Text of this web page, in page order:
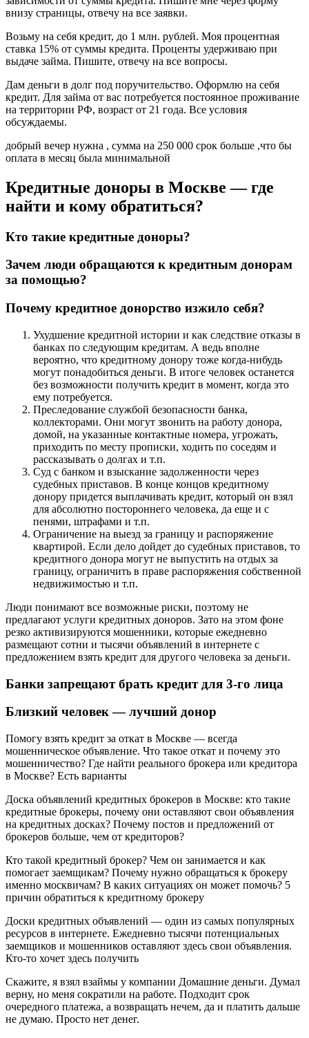
внизу страницы, отвечу на все заявки.
Возьму на себя кредит, до 1 млн. рублей. Моя процентная
ставка 15% от суммы кредита. Проценты удерживаю при
выдаче займа. Пишите, отвечу на все вопросы.
Дам деньги в долг под поручительство. Оформлю на себя
кредит. Для займа от вас потребуется постоянное проживание
на территории РФ, возраст от 21 года. Все условия
обсуждаемы.
добрый вечер нужна , сумма на 250 000 срок больше ,что бы
оплата в месяц была минимальной
Кредитные доноры в Москве — где
найти и кому обратиться?
Кто такие кредитные доноры?
Зачем люди обращаются к кредитным донорам
за помощью?
Почему кредитное донорство изжило себя?
Ухудшение кредитной истории и как следствие отказы в
банках по следующим кредитам. А ведь вполне
вероятно, что кредитному донору тоже когда-нибудь
могут понадобиться деньги. В итоге человек останется
без возможности получить кредит в момент, когда это
ему потребуется.
Преследование службой безопасности банка,
коллекторами. Они могут звонить на работу донора,
домой, на указанные контактные номера, угрожать,
приходить по месту прописки, ходить по соседям и
рассказывать о долгах и т.п.
Суд с банком и взыскание задолженности через
судебных приставов. В конце концов кредитному
донору придется выплачивать кредит, который он взял
для абсолютно постороннего человека, да еще и с
пенями, штрафами и т.п.
Ограничение на выезд за границу и распоряжение
квартирой. Если дело дойдет до судебных приставов, то
кредитного донора могут не выпустить на отдых за
границу, ограничить в праве распоряжения собственной
недвижимостью и т.п.
Люди понимают все возможные риски, поэтому не
предлагают услуги кредитных доноров. Зато на этом фоне
резко активизируются мошенники, которые ежедневно
размещают сотни и тысячи объявлений в интернете с
предложением взять кредит для другого человека за деньги.
Банки запрещают брать кредит для 3-го лица
Близкий человек — лучший донор
Помогу взять кредит за откат в Москве — всегда
мошенническое объявление. Что такое откат и почему это
мошенничество? Где найти реального брокера или кредитора
в Москве? Есть варианты
Доска объявлений кредитных брокеров в Москве: кто такие
кредитные брокеры, почему они оставляют свои объявления
на кредитных досках? Почему постов и предложений от
брокеров больше, чем от кредиторов?
Кто такой кредитный брокер? Чем он занимается и как
помогает заемщикам? Почему нужно обращаться к брокеру
именно москвичам? В каких ситуациях он может помочь? 5
причин обратиться к кредитному брокеру
Доски кредитных объявлений — один из самых популярных
ресурсов в интернете. Ежедневно тысячи потенциальных
заемщиков и мошенников оставляют здесь свои объявления.
Кто-то хочет здесь получить
Скажите, я взял взаймы у компании Домашние деньги. Думал
верну, но меня сократили на работе. Подходит срок
очередного платежа, а возвращать нечем, да и платить дальше
не думаю. Просто нет денег.